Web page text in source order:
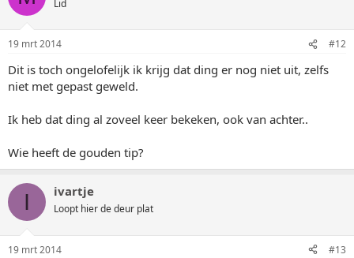
Lid
19 mrt 2014 #12
Dit is toch ongelofelijk ik krijg dat ding er nog niet uit, zelfs
niet met gepast geweld.
Ik heb dat ding al zoveel keer bekeken, ook van achter..
Wie heeft de gouden tip?
I ivartje
Loopt hier de deur plat
19 mrt 2014 #13